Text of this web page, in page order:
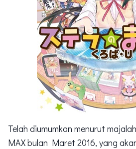
Telah diumumkan menurut
MAX bulan Maret 2016, yang